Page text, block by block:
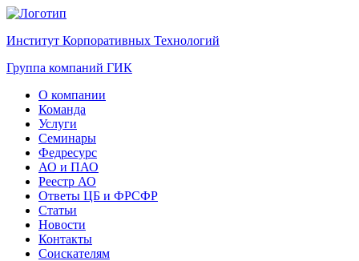
Институт Корпоративных Технологий
Группа компаний ГИК
О компании
Команда
Услуги
Семинары
Федресурс
АО и ПАО
Реестр АО
Ответы ЦБ и ФРСФР
Статьи
Новости
Контакты
Соискателям